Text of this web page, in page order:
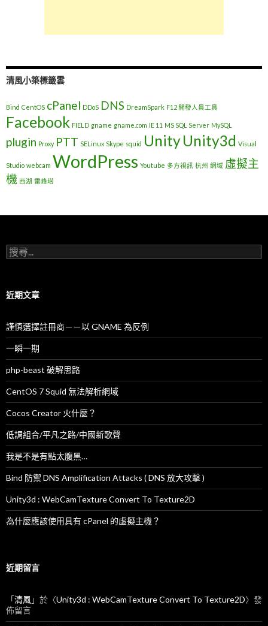
清風小築標籤雲
Bind CentOS cPanel DDoS DNS DreamSpark F12 開發人員工具
Facebook FIELD gname gname.com IE 11 MS SQL Server MySQL
plugin Proxy PTT SELinux Skype squid UnityUnity3d Visual
Studio webcam WordPress Youtube 多方視訊 杭州 網域 虛擬主
機 西湖 雷峰塔
搜
尋
字
近期文章
謹慎選擇註冊商－－以 GNAME 為反例
一瞬一期
php-beast 破解思路
CentOS 7 Squid 無法解析網域
Cocos Creator 火什麼？
低調組合/平凡之路/中國新歌聲
我是不是有點太腹黑…
Bind 防禦 DNS Amplification Attacks ( DNS 放大攻擊 )
Unity3d : WebCamTexture Convert To Texture2D
為什麼應該使用具有 cPanel 的虛擬主機？
近期留言
「清風」於〈Unity3d : WebCamTexture Convert To Texture2D〉發
佈留言